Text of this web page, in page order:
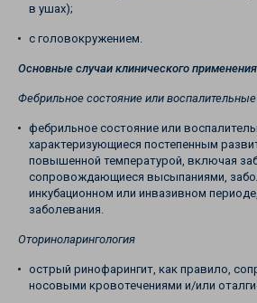
в ушах);
с головокружением.
Основные случаи клинического применения
Фебрильное состояние или
фебрильное состояние или
характеризующиеся постепенным
повышенной температурой, включая
сопровождающиеся высыпаниями,
инкубационном или инвазивном
заболевания.
Оториноларингология
острый ринофарингит, как правило,
носовыми кровотечениями и/или